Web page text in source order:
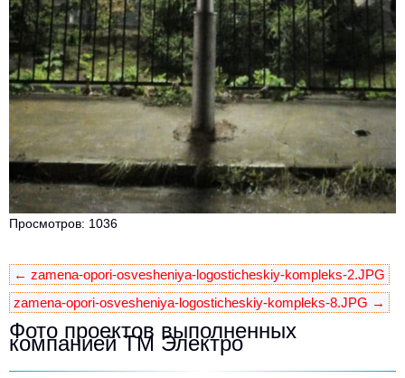
Просмотров: 1036
← zamena-opori-osvesheniya-logosticheskiy-kompleks-2.JPG
zamena-opori-osvesheniya-logosticheskiy-kompleks-8.JPG →
Фото проектов выполненных
компанией ТМ Электро